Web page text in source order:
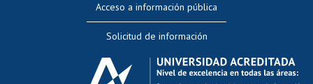
Evaluación docente
Calificación académica
Postulación al AUCAI
Acceso a información pública
Solicitud de información